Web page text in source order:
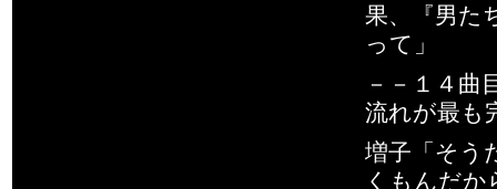
果、『男た
って」
－－１４曲
流れが最も
増子「そう
くもんだ